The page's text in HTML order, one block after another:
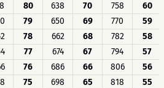
80 638 70 758
60
79 650 69 770
59
78 662 68 782
58
77 674 67 794
57
76 686 66 806
56
75 698 65 818
55